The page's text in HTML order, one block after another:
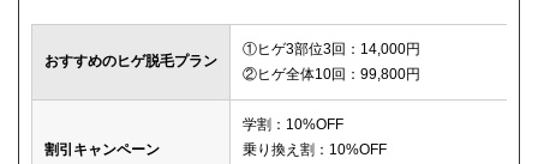
おすすめのヒゲ脱毛プラン
①ヒゲ3部位3回：14,000円
②ヒゲ全体10回：99,800円
割引キャンペーン
学割：10%OFF
乗り換え割：10%OFF